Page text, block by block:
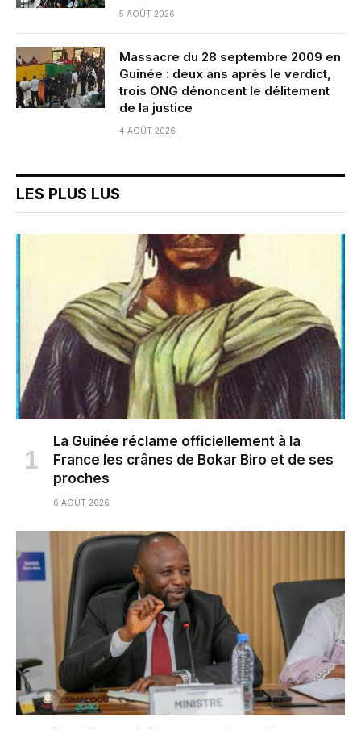
5 AOÛT 2026
Massacre du 28 septembre 2009 en
Guinée : deux ans après le verdict,
trois ONG dénoncent le délitement
de la justice
4 AOÛT 2026
LES PLUS LUS
La Guinée réclame officiellement à la
France les crânes de Bokar Biro et de ses
proches
6 AOÛT 2026